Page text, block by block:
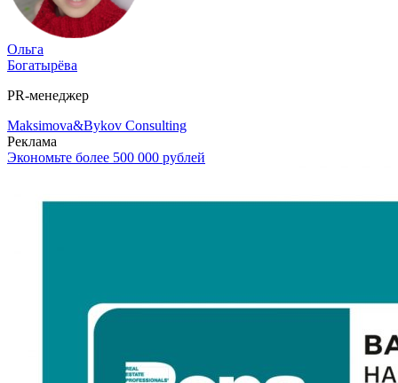
Ольга
Богатырёва
PR-менеджер
Maksimova&Bykov Consulting
Реклама
Экономьте более 500 000 рублей